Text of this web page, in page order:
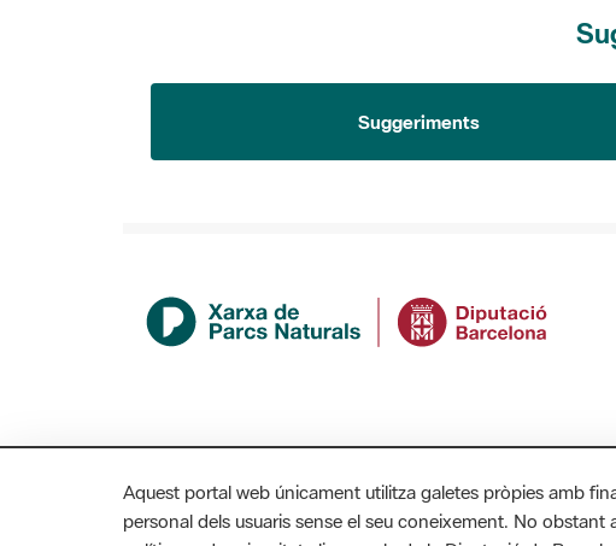
Suggeriments
Aquest portal web únicament utilitza galetes pròpies amb
personal dels usuaris sense el seu coneixement. No